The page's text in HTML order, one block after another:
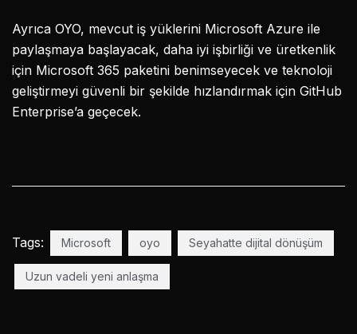
Ayrıca OYO, mevcut iş yüklerini Microsoft Azure ile
paylaşmaya başlayacak, daha iyi işbirliği ve üretkenlik
için Microsoft 365 paketini benimseyecek ve teknoloji
geliştirmeyi güvenli bir şekilde hızlandırmak için GitHub
Enterprise’a geçecek.
Tags: Microsoft oyo Seyahatte dijital dönüşüm
Uzun vadeli yeni anlaşma